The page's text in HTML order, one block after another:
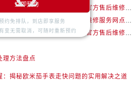
安徽省宿州市埇桥区人民中路欧米茄售后服务中心（需提前预约）
安徽省铜陵市铜官区石城大道欧米茄售后服务中心（需提前预约）
安徽省芜湖市镜湖区中山路步行街欧米茄售后服务中心（需提前预约）
福建省南平市建阳区人民西路欧米茄售后服务中心（需提前预约）
2026最新欧米茄手表官方售后中心地址调研报告
2026最新欧米茄手表官方售后维修中心地址考察报告
2026最新欧米茄OMEGA售后维修服务点地址实地探访报告
2026最新欧米茄名表维修服务网点地址实地探访报告
2026最新欧米茄OMEGA维修服务中心地址调研报告
2026最新欧米茄名表官方售后维修服务中心网点地址调研报告
理方法盘点
：揭秘欧米茄手表走快问题的实用解决之道
立即预约
约免排队，到店即享服务
变无需取消，可随时重新预约